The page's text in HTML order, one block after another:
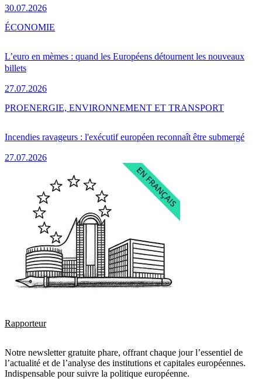
30.07.2026
L’euro en mèmes : quand les Européens détournent les nouveaux
billets
27.07.2026
ÉCONOMIE
Incendies ravageurs : l'exécutif européen reconnaît être submergé
27.07.2026
PROENERGIE, ENVIRONNEMENT ET TRANSPORT
Rapporteur
Notre newsletter gratuite phare, offrant chaque jour l’essentiel de
l’actualité et de l’analyse des institutions et capitales européennes.
Indispensable pour suivre la politique européenne.